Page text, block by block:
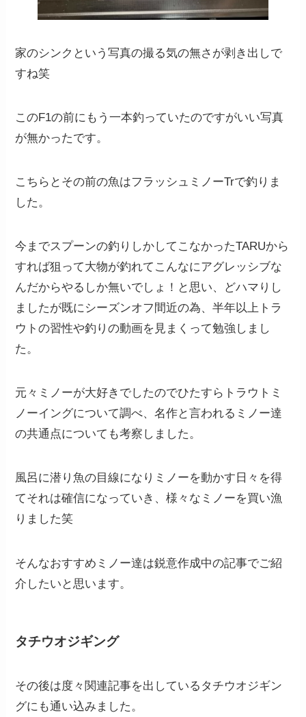
家のシンクという写真の撮る気の無さが剥き出しで
すね笑
このF1の前にもう一本釣っていたのですがいい写真
が無かったです。
こちらとその前の魚はフラッシュミノーTrで釣りま
した。
今までスプーンの釣りしかしてこなかったTARUから
すれば狙って大物が釣れてこんなにアグレッシブな
んだからやるしか無いでしょ！と思い、どハマりし
ましたが既にシーズンオフ間近の為、半年以上トラ
ウトの習性や釣りの動画を見まくって勉強しまし
た。
元々ミノーが大好きでしたのでひたすらトラウトミ
ノーイングについて調べ、名作と言われるミノー達
の共通点についても考察しました。
風呂に潜り魚の目線になりミノーを動かす日々を得
てそれは確信になっていき、様々なミノーを買い漁
りました笑
そんなおすすめミノー達は鋭意作成中の記事でご紹
介したいと思います。
タチウオジギング
その後は度々関連記事を出しているタチウオジギン
グにも通い込みました。